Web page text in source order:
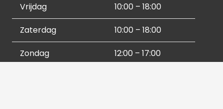
Vrijdag 10:00 – 18:00
Zaterdag 10:00 – 18:00
Zondag 12:00 – 17:00